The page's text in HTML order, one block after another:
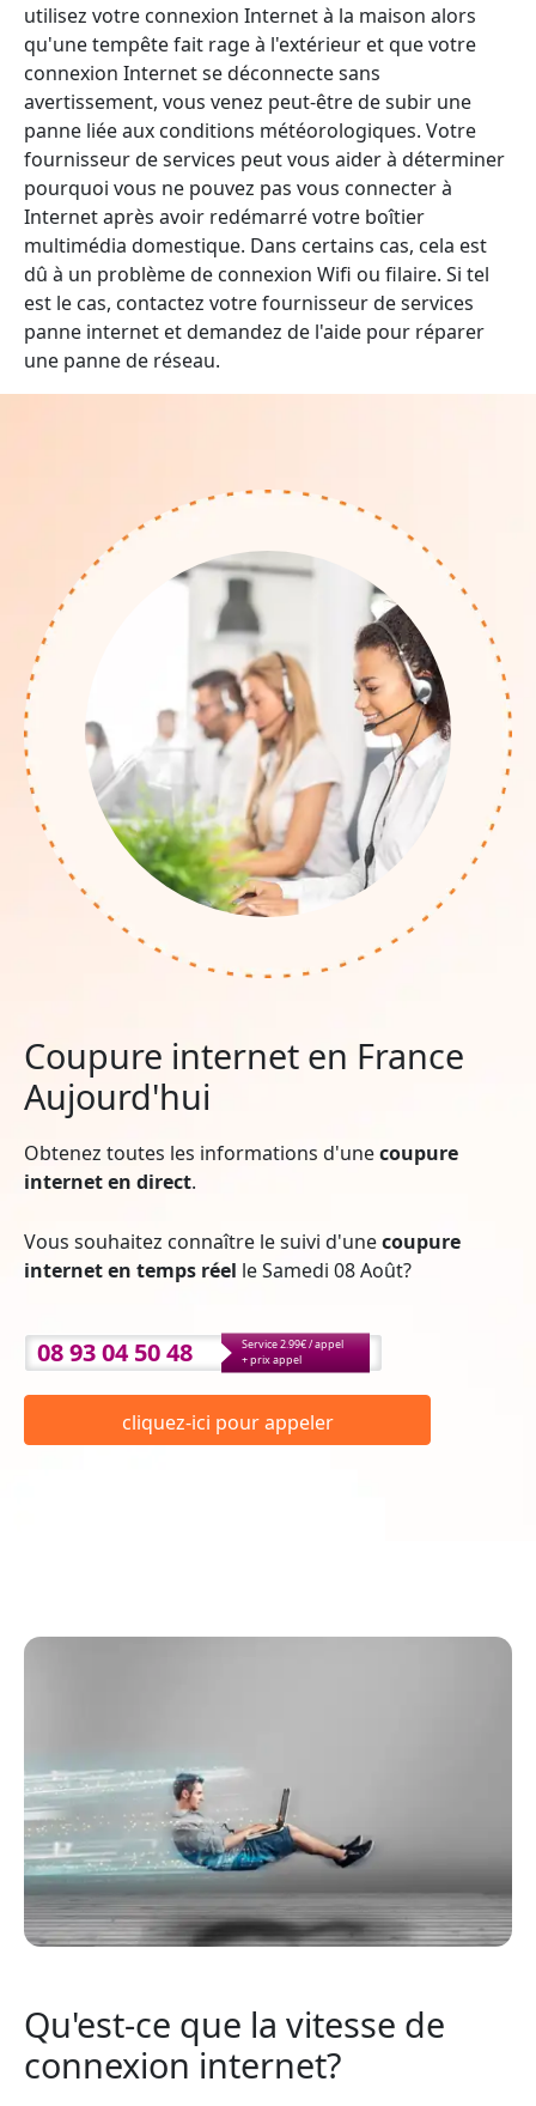
utilisez votre connexion Internet à la maison alors
qu'une tempête fait rage à l'extérieur et que votre
connexion Internet se déconnecte sans
avertissement, vous venez peut-être de subir une
panne liée aux conditions météorologiques. Votre
fournisseur de services peut vous aider à déterminer
pourquoi vous ne pouvez pas vous connecter à
Internet après avoir redémarré votre boîtier
multimédia domestique. Dans certains cas, cela est
dû à un problème de connexion Wifi ou filaire. Si tel
est le cas, contactez votre fournisseur de services
panne internet et demandez de l'aide pour réparer
une panne de réseau.
Coupure internet en France
Aujourd'hui
Obtenez toutes les informations d'unecoupure
internet en direct.
Vous souhaitez connaître le suivi d'unecoupure
internet en temps réel le Samedi 08 Août?
08 93 04 50 48
Service 2.99€ / appel
+ prix appel
cliquez-ici pour appeler
Qu'est-ce que la vitesse de
connexion internet?